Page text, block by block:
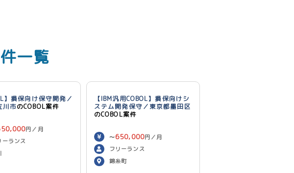
一覧
】損保向け保守開発／
川市のCOBOL案件
円／月
ーランス
【IBM汎用COBOL】損保向けシ
ステム開発保守／東京都墨田区
のCOBOL案件
〜650,000円／月
フリーランス
錦糸町